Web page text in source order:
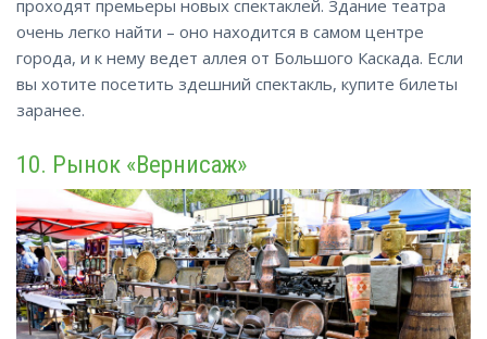
проходят премьеры новых спектаклей. Здание театра
очень легко найти – оно находится в самом центре
города, и к нему ведет аллея от Большого Каскада. Если
вы хотите посетить здешний спектакль, купите билеты
заранее.
10. Рынок «Вернисаж»